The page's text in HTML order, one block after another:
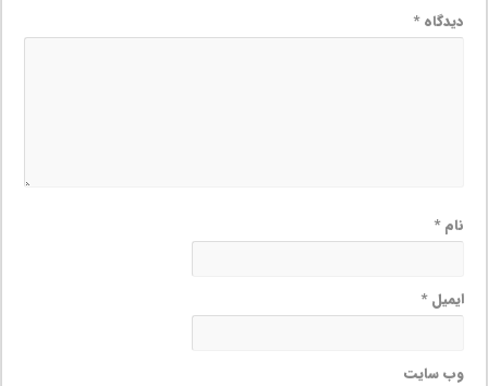
دیدگاه*
نام*
ایمیل*
وب‌ سایت